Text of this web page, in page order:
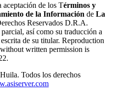
aceptación de los Términos y
de la Información de La
Reservados D.R.A.
así como su traducción a
de su titular. Reproduction
written permission is
Todos los derechos